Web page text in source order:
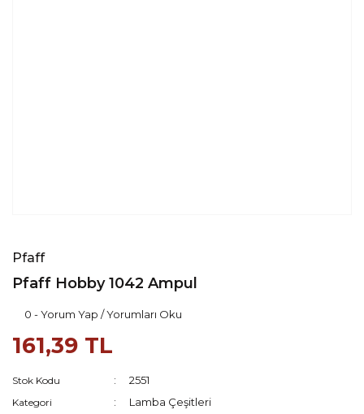
Pfaff
Pfaff Hobby 1042 Ampul
0 - Yorum Yap / Yorumları Oku
161,39 TL
Stok Kodu 2551
Kategori Lamba Çeşitleri